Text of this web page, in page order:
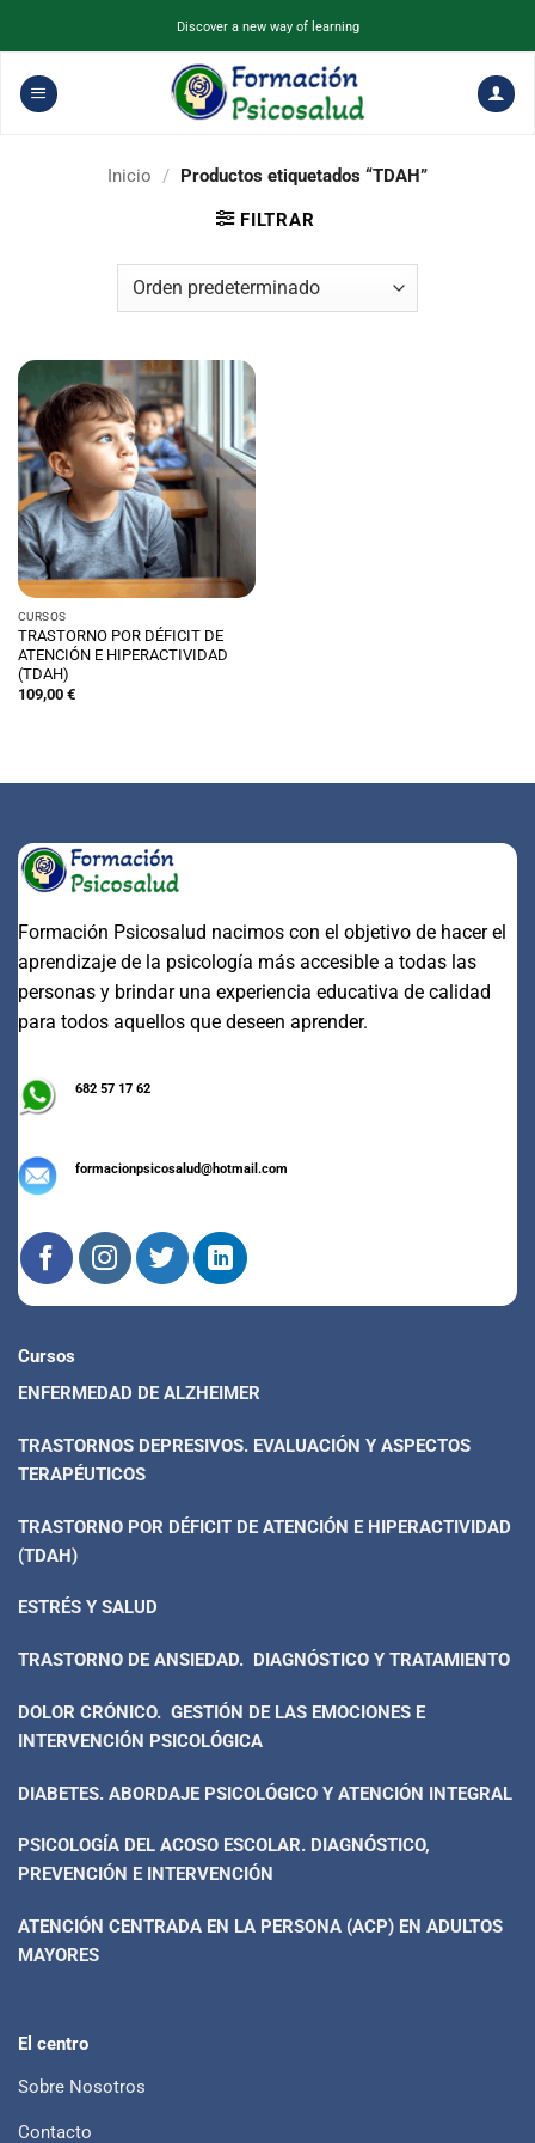
contenido
Discover a new way of learning
Inicio / Productos etiquetados “TDAH”
FILTRAR
CURSOS
TRASTORNO POR DÉFICIT DE
ATENCIÓN E HIPERACTIVIDAD
(TDAH)
109,00 €
Formación Psicosalud nacimos con el objetivo de hacer el
aprendizaje de la psicología más accesible a todas las
personas y brindar una experiencia educativa de calidad
para todos aquellos que deseen aprender.
682 57 17 62
formacionpsicosalud@hotmail.com
Cursos
ENFERMEDAD DE ALZHEIMER
TRASTORNOS DEPRESIVOS. EVALUACIÓN Y ASPECTOS
TERAPÉUTICOS
TRASTORNO POR DÉFICIT DE ATENCIÓN E HIPERACTIVIDAD
(TDAH)
ESTRÉS Y SALUD
TRASTORNO DE ANSIEDAD. DIAGNÓSTICO Y TRATAMIENTO
DOLOR CRÓNICO. GESTIÓN DE LAS EMOCIONES E
INTERVENCIÓN PSICOLÓGICA
DIABETES. ABORDAJE PSICOLÓGICO Y ATENCIÓN INTEGRAL
PSICOLOGÍA DEL ACOSO ESCOLAR. DIAGNÓSTICO,
PREVENCIÓN E INTERVENCIÓN
ATENCIÓN CENTRADA EN LA PERSONA (ACP) EN ADULTOS
MAYORES
El centro
Sobre Nosotros
Contacto